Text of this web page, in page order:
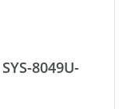
8049U-